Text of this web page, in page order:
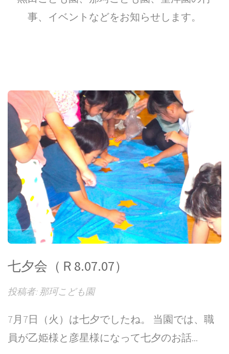
事、イベントなどをお知らせします。
七夕会（Ｒ8.07.07）
投稿者: 那珂こども園
7月7日（火）は七夕でしたね。 当園では、職
員が乙姫様と彦星様になって七夕のお話...